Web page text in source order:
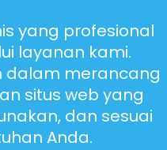
yang profesional
layanan kami.
dalam merancang
situs web yang
dan sesuai
Anda.